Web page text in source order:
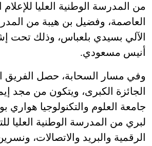
من المدرسة الوطنية العليا للإعلام
العاصمة، وفضيل بن هيبة من
الآلي بسيدي بلعباس، وذلك تحت
أنيس مسعودي.
وفي مسار السحابة، حصل الفريق
الجائزة الكبرى، ويتكون من مجد
جامعة العلوم والتكنولوجيا هواري
لبري من المدرسة الوطنية العليا
الرقمية والبريد والاتصالات،